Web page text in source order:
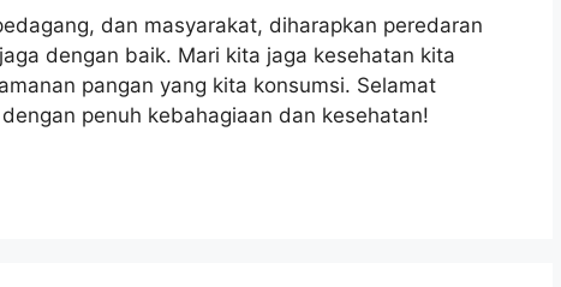
dan masyarakat, diharapkan peredaran
dengan baik. Mari kita jaga kesehatan kita
pangan yang kita konsumsi. Selamat
penuh kebahagiaan dan kesehatan!